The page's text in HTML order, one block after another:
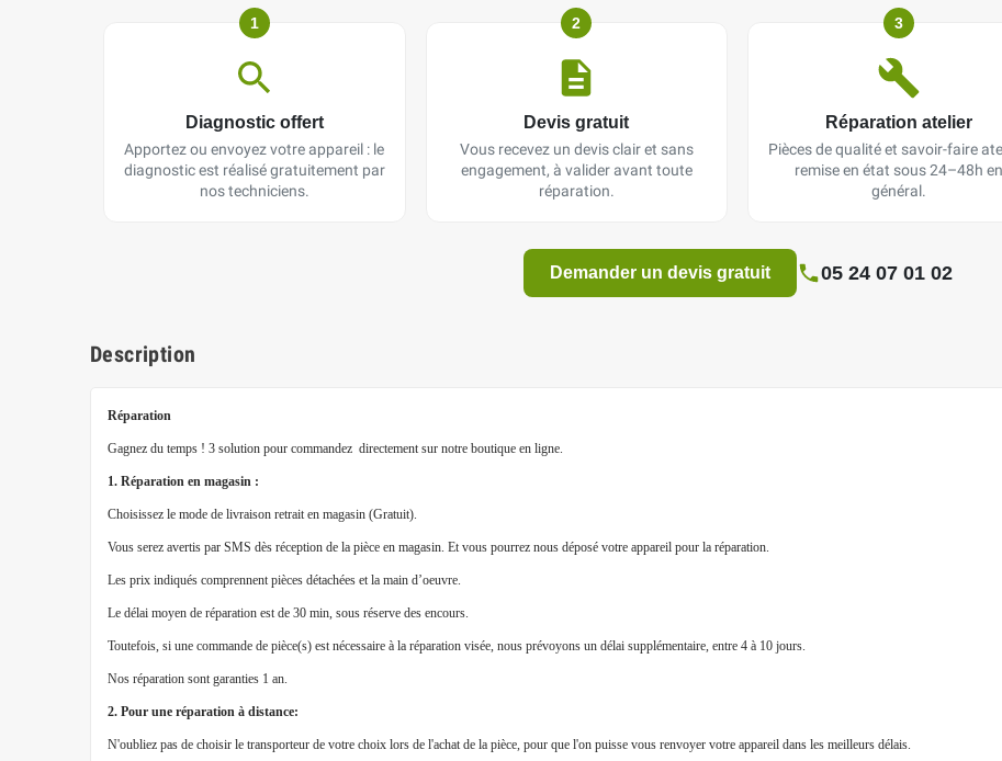
1
Diagnostic offert
Apportez ou envoyez votre appareil : le
diagnostic est réalisé gratuitement par
nos techniciens.
2
Devis gratuit
Vous recevez un devis clair et sans
engagement, à valider avant toute
réparation.
3
Réparation atelier
Pièces de qualité et savoir-faire
remise en état sous 24–48h en
général.
Demander un devis gratuit 05 24 07 01 02
Description
Réparation
Gagnez du temps ! 3 solution pour commandez directement sur notre boutique en ligne.
1. Réparation en magasin :
Choisissez le mode de livraison retrait en magasin (Gratuit).
Vous serez avertis par SMS dès réception de la pièce en magasin. Et vous pourrez nous déposé votre appareil pour la réparation.
Les prix indiqués comprennent pièces détachées et la main d’oeuvre.
Le délai moyen de réparation est de 30 min, sous réserve des encours.
Toutefois, si une commande de pièce(s) est nécessaire à la réparation visée, nous prévoyons un délai supplémentaire, entre 4 à 10 jours.
Nos réparation sont garanties 1 an.
2. Pour une réparation à distance:
N'oubliez pas de choisir le transporteur de votre choix lors de l'achat de la pièce, pour que l'on puisse vous renvoyer votre appareil dans les meilleurs délais.